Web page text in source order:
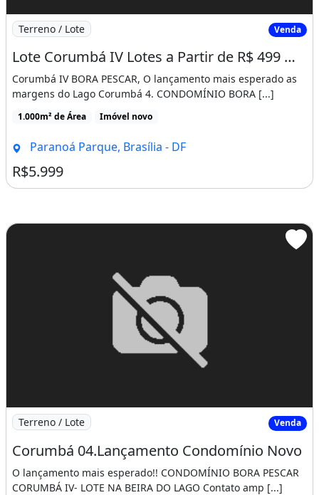
Imagem: Lote Corumbá IV Lotes a Partir de R$ 499
Terreno / Lote Venda
Lote Corumbá IV Lotes a Partir de R$ 499 Mensais
Corumbá IV BORA PESCAR, O lançamento mais esperado as
margens do Lago Corumbá 4. CONDOMÍNIO BORA [...]
1.000m² de Área Imóvel novo
Paranoá Parque, Brasília - DF
R$5.999
Imagem: Corumbá 04.Lançamento Condomínio Novo
Terreno / Lote Venda
Corumbá 04.Lançamento Condomínio Novo
O lançamento mais esperado!! CONDOMÍNIO BORA PESCAR
CORUMBÁ IV- LOTE NA BEIRA DO LAGO Contato amp [...]